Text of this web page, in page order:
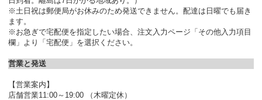
※土日祝は郵便局がお休みのため発送できません。配達は日曜でも届き
ます。
※お急ぎで宅配便を指定したい場合、注文入力ページ「その他入力項目
欄」より「宅配便」を選択ください。
営業と発送
【営業案内】
店舗営業11:00～19:00 （木曜定休）